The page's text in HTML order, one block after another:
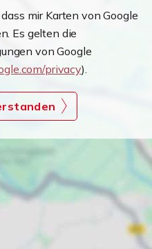
mir Karten von Google
Es gelten die
von Google
privacy).